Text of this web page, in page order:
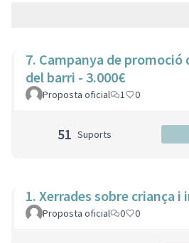
7. Campanya de promoció
del barri - 3.000€
Proposta oficial 1 0
51 Suports
1. Xerrades sobre criança i
Proposta oficial 0 0